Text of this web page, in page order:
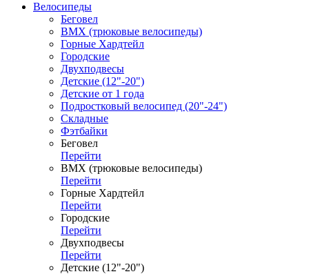
Велосипеды
Беговел
ВМХ (трюковые велосипеды)
Горные Хардтейл
Городские
Двухподвесы
Детские (12"-20")
Детские от 1 года
Подростковый велосипед (20"-24")
Складные
Фэтбайки
Беговел
Перейти
ВМХ (трюковые велосипеды)
Перейти
Горные Хардтейл
Перейти
Городские
Перейти
Двухподвесы
Перейти
Детские (12"-20")